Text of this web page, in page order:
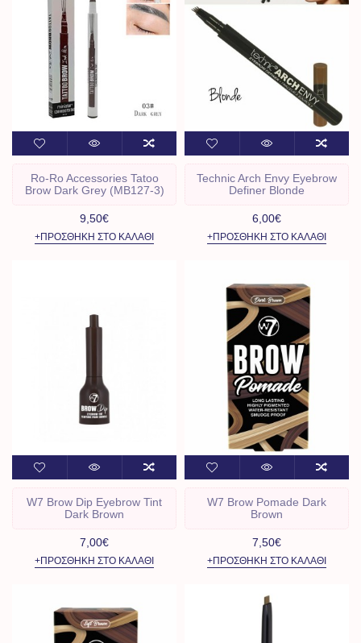
Ro-Ro Accessories Tatoo
Brow Dark Grey (MB127-3)
9,50€
+ΠΡΟΣΘΉΚΗ ΣΤΟ ΚΑΛΆΘΙ
Technic Arch Envy Eyebrow
Definer Blonde
6,00€
+ΠΡΟΣΘΉΚΗ ΣΤΟ ΚΑΛΆΘΙ
W7 Brow Dip Eyebrow Tint
Dark Brown
7,00€
+ΠΡΟΣΘΉΚΗ ΣΤΟ ΚΑΛΆΘΙ
W7 Brow Pomade Dark
Brown
7,50€
+ΠΡΟΣΘΉΚΗ ΣΤΟ ΚΑΛΆΘΙ